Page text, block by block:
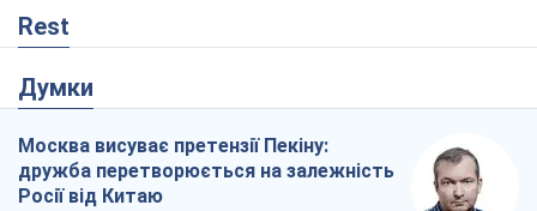
Rest
Думки
Москва висуває претензії Пекіну:
дружба перетворюється на залежність
Росії від Китаю